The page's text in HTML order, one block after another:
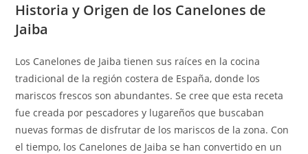
Historia y Origen de los Canelones de
Jaiba
Los Canelones de Jaiba tienen sus raíces en la cocina
tradicional de la región costera de España, donde los
mariscos frescos son abundantes. Se cree que esta receta
fue creada por pescadores y lugareños que buscaban
nuevas formas de disfrutar de los mariscos de la zona. Con
el tiempo, los Canelones de Jaiba se han convertido en un